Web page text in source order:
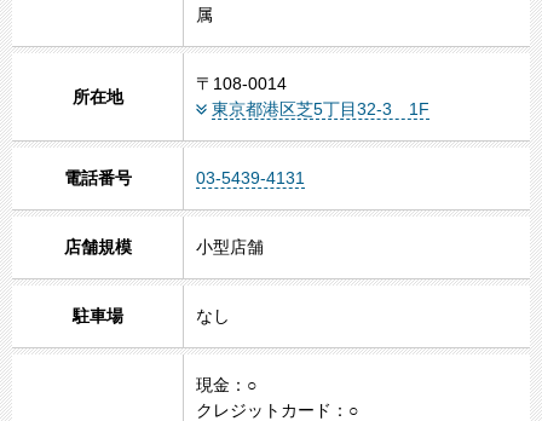
2
5
属
所在地
〒108-0014
東京都港区芝5丁目32-3 1F
電話番号 03-5439-4131
店舗規模 小型店舗
駐車場 なし
現金：○
クレジットカード：○